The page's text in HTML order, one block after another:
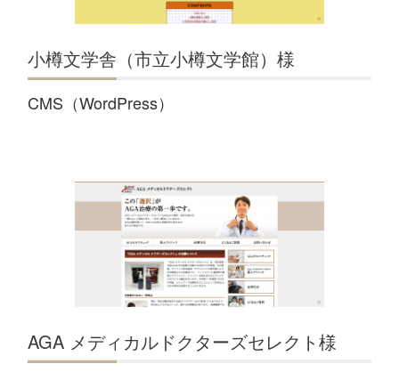
小樽文学舎（市立小樽文学館）様
CMS（WordPress）
AGA メディカルドクターズセレクト様